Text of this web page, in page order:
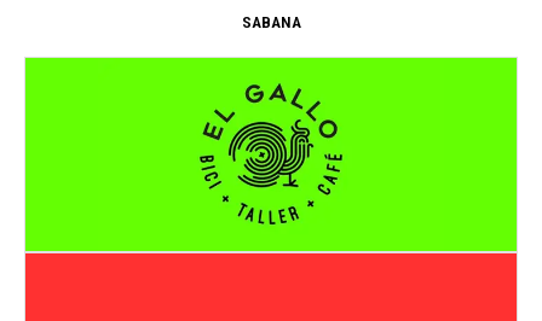
SABANA
Dirección:Auto. Norte, Bogotá
CHIA - CUNDINAMARCA